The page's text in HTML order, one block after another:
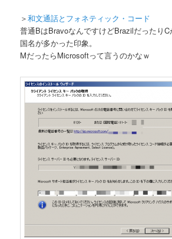
＞和文通話とフォネティック・コード
普通BはBravoなんですけどBrazilだったりC
国名が多かった印象。
MだったらMicrosoftって言うのかなｗ